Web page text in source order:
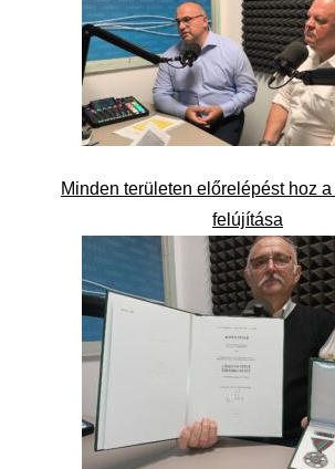
Minden területen előrelépést hoz
felújítása